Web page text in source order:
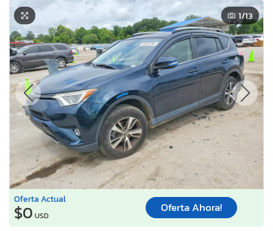
1/13
Oferta Actual
$0 USD
Oferta Ahora!